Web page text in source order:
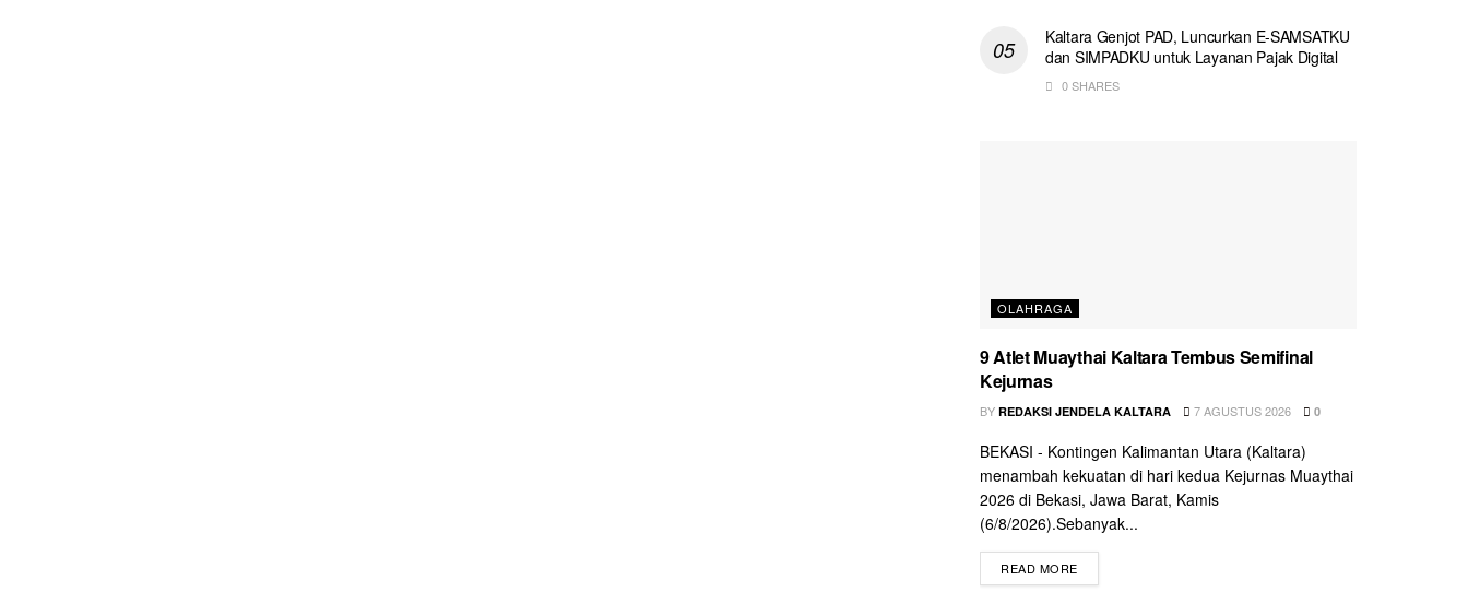
Kaltara Genjot PAD, Luncurkan E-SAMSATKU
dan SIMPADKU untuk Layanan Pajak Digital
0 SHARES
OLAHRAGA
9 Atlet Muaythai Kaltara Tembus Semifinal
Kejurnas
BY REDAKSI JENDELA KALTARA 7 AGUSTUS 2026 0
BEKASI - Kontingen Kalimantan Utara (Kaltara)
menambah kekuatan di hari kedua Kejurnas Muaythai
2026 di Bekasi, Jawa Barat, Kamis
(6/8/2026).Sebanyak...
READ MORE